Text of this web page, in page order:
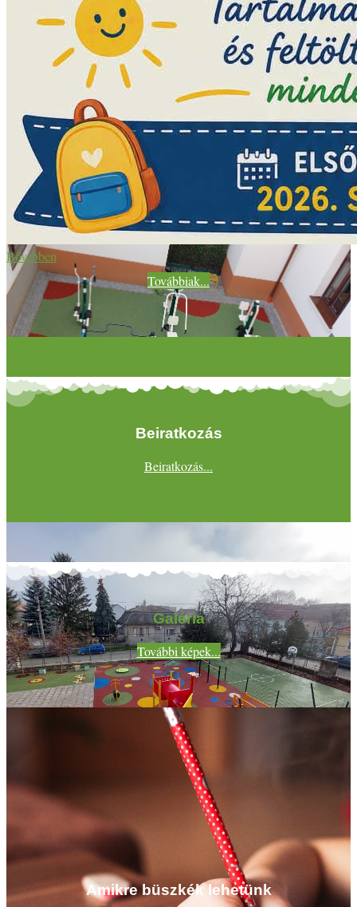
Bővebben
Továbbiak...
Beiratkozás
Beiratkozás...
Galéria
További képek...
Amikre büszkék lehetünk